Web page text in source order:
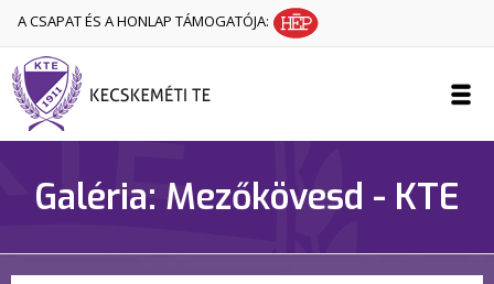
A CSAPAT ÉS A HONLAP TÁMOGATÓJA:
Galéria: Mezőkövesd - KTE